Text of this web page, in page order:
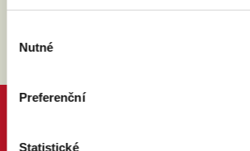
souhlasu
Nutné
Preferenční
Statistické